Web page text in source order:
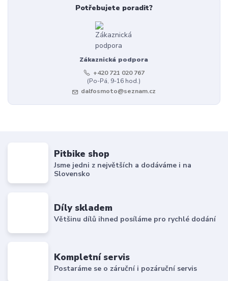
Potřebujete poradit?
Zákaznická podpora
+420 721 020 767
(Po-Pá, 9-16 hod.)
dalfosmoto@seznam.cz
Pitbike shop
Jsme jedni z největších a dodáváme i na
Slovensko
Díly skladem
Většinu dílů ihned posíláme pro rychlé dodání
Kompletní servis
Postaráme se o záruční i pozáruční servis